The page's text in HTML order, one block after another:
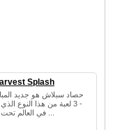
Splash
- 3 لعبة من هذا النوع